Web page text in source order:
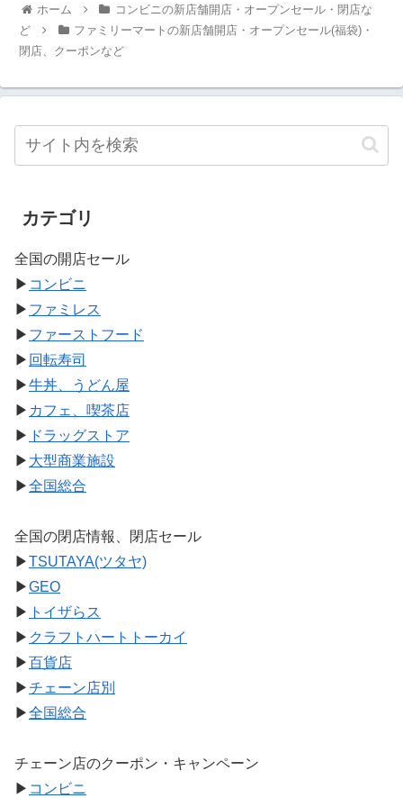
ホーム
コンビニの新店舗開店・オープンセール・閉店な
ど
ファミリーマートの新店舗開店・オープンセール(福袋)・
閉店、クーポンなど
カテゴリ
全国の開店セール
▶ コンビニ
▶ ファミレス
▶ ファーストフード
▶ 回転寿司
▶牛丼、うどん屋
▶ カフェ、喫茶店
▶ ドラッグストア
▶ 大型商業施設
▶全国総合
全国の閉店情報、閉店セール
▶TSUTAYA(ツタヤ)
▶GEO
▶ トイザらス
▶ クラフトハートトーカイ
▶百貨店
▶チェーン店別
▶全国総合
チェーン店のクーポン・キャンペーン
▶ コンビニ